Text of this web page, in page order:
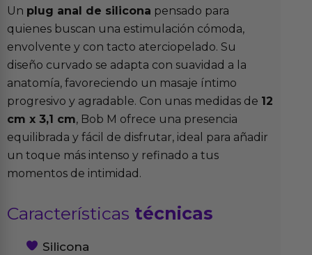
Un plug anal de silicona pensado para
quienes buscan una estimulación cómoda,
envolvente y con tacto aterciopelado. Su
diseño curvado se adapta con suavidad a la
anatomía, favoreciendo un masaje íntimo
progresivo y agradable. Con unas medidas de 12
cm x 3,1 cm, Bob M ofrece una presencia
equilibrada y fácil de disfrutar, ideal para añadir
un toque más intenso y refinado a tus
momentos de intimidad.
Características técnicas
Silicona